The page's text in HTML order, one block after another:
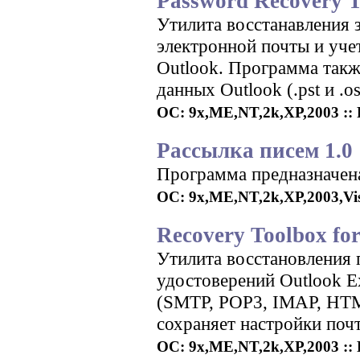
Утилита
электронной почты и
Outlook. Программа
данных Outlook (.pst и
ОС: 9x,ME,NT,2k,XP,2003 ::
Рассылка писем 1.0
Программа
ОС:
Recovery Toolbox
Утилита
удостоверений Outlook
(SMTP, POP3, IMAP,
сохраняет настройки
ОС: 9x,ME,NT,2k,XP,2003 ::